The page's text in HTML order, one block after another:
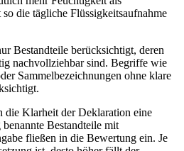
die tägliche Flüssigkeitsaufnahme
Bestandteile berücksichtigt, deren
nachvollziehbar sind. Begriffe wie
Sammelbezeichnungen ohne klare
die Klarheit der Deklaration eine
Bestandteile mit
fließen in die Bewertung ein. Je